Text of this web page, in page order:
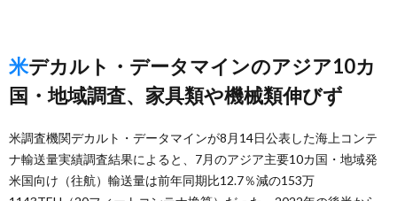
米デカルト・データマインのアジア10カ
国・地域調査、家具類や機械類伸びず
米調査機関デカルト・データマインが8月14日公表した海上コンテ
ナ輸送量実績調査結果によると、7月のアジア主要10カ国・地域発
米国向け（往航）輸送量は前年同期比12.7％減の153万